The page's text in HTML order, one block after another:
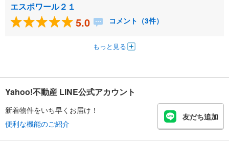
エスポワール２１
5.0 コメント（3件）
もっと見る
Yahoo!不動産 LINE公式アカウント
新着物件をいち早くお届け！
便利な機能のご紹介
友だち追加